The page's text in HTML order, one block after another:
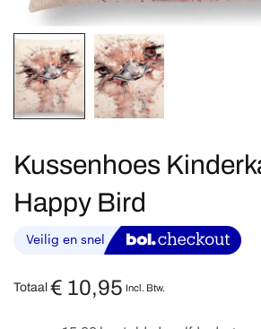
Kussenhoes
Happy Bird
Totaal € 10,95 Incl. Btw.